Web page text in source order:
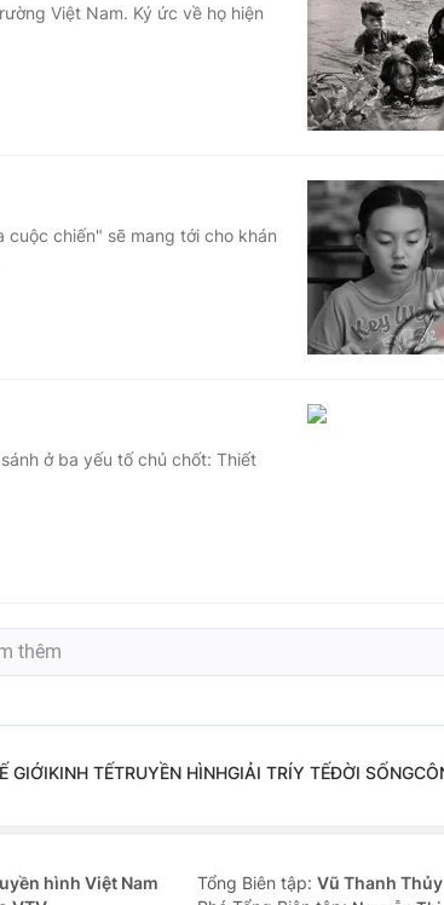
Việt Nam. Ký ức về họ hiện
chiến" sẽ mang tới cho khán
ở ba yếu tố chủ chốt: Thiết
thêm
GIỚIKINH TẾTRUYỀN HÌNHGIẢI TRÍY TẾĐỜI SỐNG
hình Việt Nam
Tổng Biên tập: Vũ Thanh Thủy